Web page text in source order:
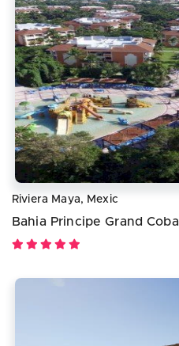
Riviera Maya, Mexic
Bahia Principe Grand Coba